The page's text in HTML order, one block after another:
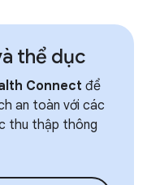
thể dục
Connect để
an toàn với các
thu thập thông